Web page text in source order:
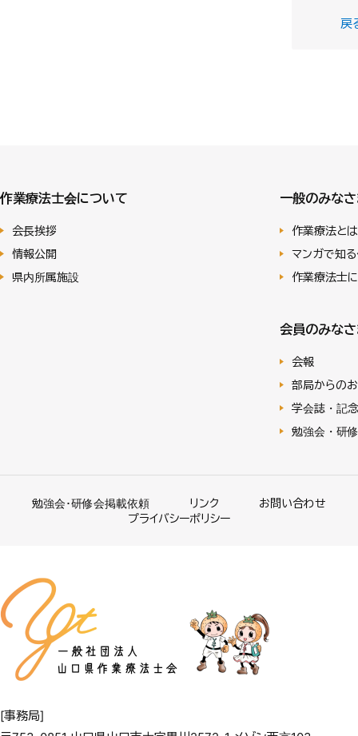
戻
作業療法士会について
会長挨拶
情報公開
県内所属施設
一般のみな
作業療法とは
マンガで知
作業療法士
会員のみな
会報
部局からのお
学会誌・記
勉強会・研
勉強会･研修会掲載依頼 リンク
お問い合わせ
プライバシーポリシー
[事務局]